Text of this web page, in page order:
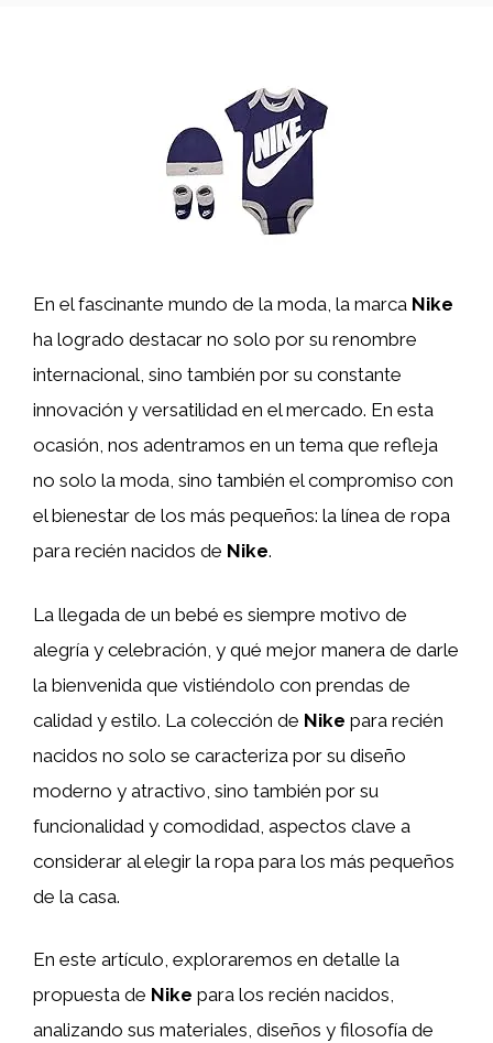
En el fascinante mundo de la moda, la marca Nike
ha logrado destacar no solo por su renombre
internacional, sino también por su constante
innovación y versatilidad en el mercado. En esta
ocasión, nos adentramos en un tema que refleja
no solo la moda, sino también el compromiso con
el bienestar de los más pequeños: la línea de ropa
para recién nacidos de Nike.
La llegada de un bebé es siempre motivo de
alegría y celebración, y qué mejor manera de darle
la bienvenida que vistiéndolo con prendas de
calidad y estilo. La colección de Nike para recién
nacidos no solo se caracteriza por su diseño
moderno y atractivo, sino también por su
funcionalidad y comodidad, aspectos clave a
considerar al elegir la ropa para los más pequeños
de la casa.
En este artículo, exploraremos en detalle la
propuesta de Nike para los recién nacidos,
analizando sus materiales, diseños y filosofía de